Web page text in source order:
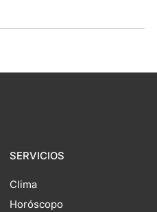
SERVICIOS
Clima
Horóscopo